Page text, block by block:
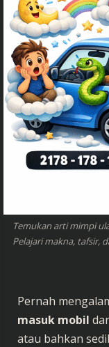
Temukan arti mimpi
Pelajari makna, tafsir,
Pernah
masuk mobil
atau bahkan